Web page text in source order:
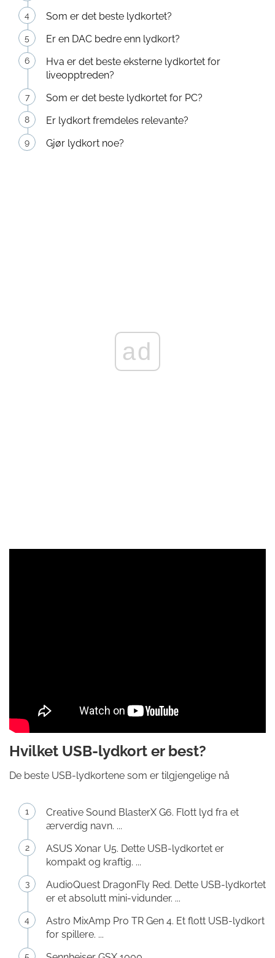
Som er det beste lydkortet?
Er en DAC bedre enn lydkort?
Hva er det beste eksterne lydkortet for
liveopptreden?
Som er det beste lydkortet for PC?
Er lydkort fremdeles relevante?
Gjør lydkort noe?
ad
Hvilket USB-lydkort er best?
De beste USB-lydkortene som er tilgjengelige nå
Creative Sound BlasterX G6. Flott lyd fra et
ærverdig navn. ...
ASUS Xonar U5. Dette USB-lydkortet er
kompakt og kraftig. ...
AudioQuest DragonFly Red. Dette USB-lydkortet
er et absolutt mini-vidunder. ...
Astro MixAmp Pro TR Gen 4. Et flott USB-lydkort
for spillere. ...